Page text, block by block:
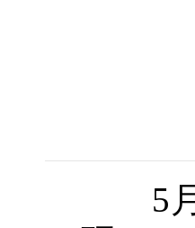
5月